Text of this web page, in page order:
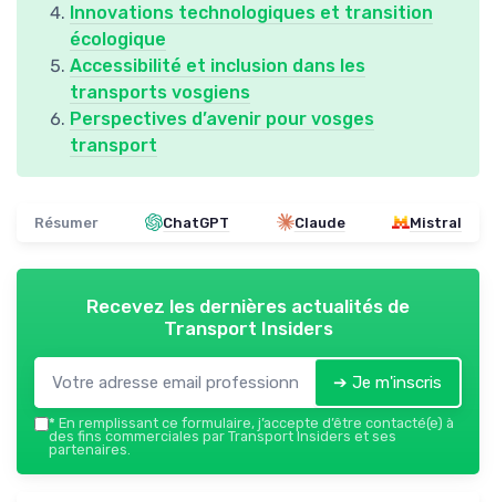
Innovations technologiques et transition
écologique
Accessibilité et inclusion dans les
transports vosgiens
Perspectives d’avenir pour vosges
transport
Résumer ChatGPT Claude Mistral
Recevez les dernières actualités de
Transport Insiders
➔ Je m'inscris
* En remplissant ce formulaire, j’accepte d’être contacté(e) à
des fins commerciales par Transport Insiders et ses
partenaires.